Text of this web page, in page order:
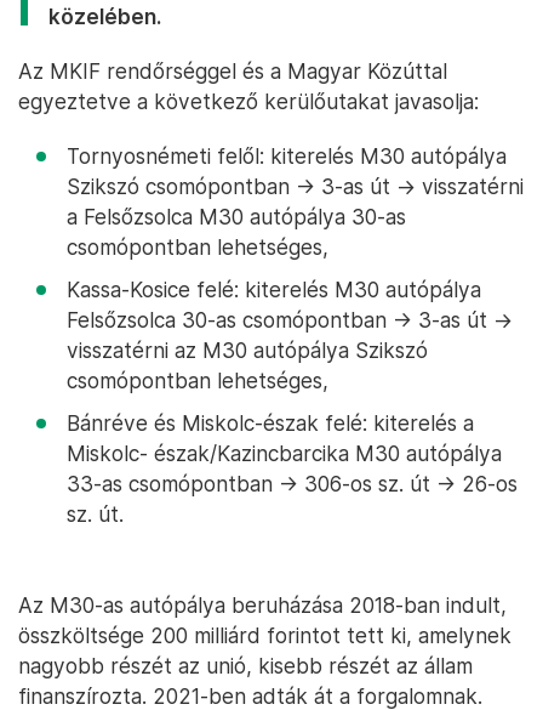
közelében.
Az MKIF rendőrséggel és a Magyar Közúttal
egyeztetve a következő kerülőutakat javasolja:
Tornyosnémeti felől: kiterelés M30 autópálya
Szikszó csomópontban -> 3-as út -> visszatérni
a Felsőzsolca M30 autópálya 30-as
csomópontban lehetséges,
Kassa-Kosice felé: kiterelés M30 autópálya
Felsőzsolca 30-as csomópontban -> 3-as út ->
visszatérni az M30 autópálya Szikszó
csomópontban lehetséges,
Bánréve és Miskolc-észak felé: kiterelés a
Miskolc- észak/Kazincbarcika M30 autópálya
33-as csomópontban -> 306-os sz. út -> 26-os
sz. út.
Az M30-as autópálya beruházása 2018-ban indult,
összköltsége 200 milliárd forintot tett ki, amelynek
nagyobb részét az unió, kisebb részét az állam
finanszírozta. 2021-ben adták át a forgalomnak.